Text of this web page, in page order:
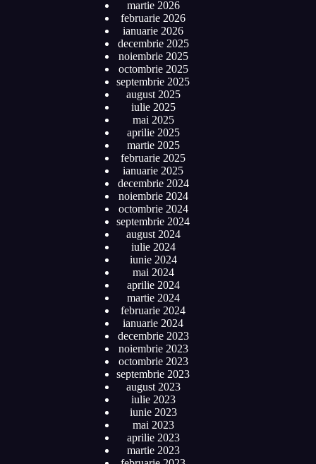
martie 2026
februarie 2026
ianuarie 2026
decembrie 2025
noiembrie 2025
octombrie 2025
septembrie 2025
august 2025
iulie 2025
mai 2025
aprilie 2025
martie 2025
februarie 2025
ianuarie 2025
decembrie 2024
noiembrie 2024
octombrie 2024
septembrie 2024
august 2024
iulie 2024
iunie 2024
mai 2024
aprilie 2024
martie 2024
februarie 2024
ianuarie 2024
decembrie 2023
noiembrie 2023
octombrie 2023
septembrie 2023
august 2023
iulie 2023
iunie 2023
mai 2023
aprilie 2023
martie 2023